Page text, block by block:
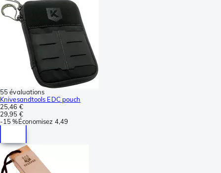
55 évaluations
Knivesandtools EDC pouch
25,46 €
29,95 €
-15 %Économisez 4,49